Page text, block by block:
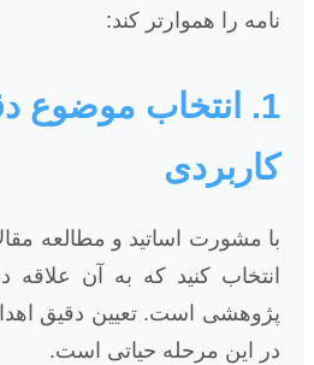
نامه را هموارتر کند:
1. انتخاب موضوع
کاربردی
با مشورت اساتید و مطالعه
انتخاب کنید که به آن علاقه
پژوهشی است. تعیین دقیق
در این مرحله حیاتی است.